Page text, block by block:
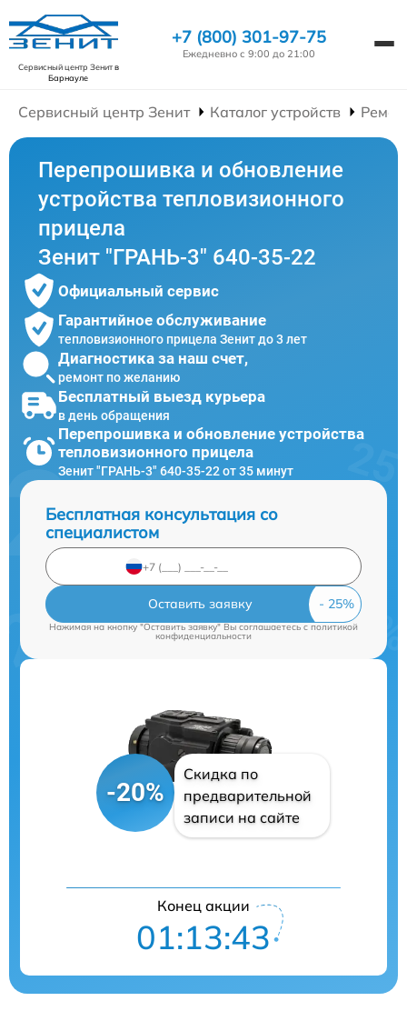
Сервисный центр Зенитв
Барнауле
+7 (800) 301-97-75
Ежедневно с 9:00 до 21:00
Сервисный центр Зенит Каталог устройств
Перепрошивка и обновление
устройства тепловизионного
прицела
Зенит "ГРАНЬ-3" 640-35-22
Официальный сервис
Гарантийное обслуживание
тепловизионного прицела Зенит до 3 лет
Диагностика за наш счет,
ремонт по желанию
Бесплатный выезд курьера
в день обращения
Перепрошивка и обновление устройства
тепловизионного прицела
Зенит "ГРАНЬ-3" 640-35-22 от 35 минут
Бесплатная консультация со
специалистом
Оставить заявку
Нажимая на кнопку "Оставить заявку" Вы соглашаетесь cполитикой
конфиденциальности
-20%
Скидка по
предварительной
записи на сайте
Конец акции
01:13:42